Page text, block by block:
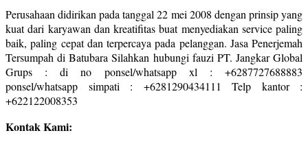
Perusahaan didirikan pada tanggal 22 mei 2008 dengan prinsip yang
kuat dari karyawan dan kreatifitas buat menyediakan service paling
baik, paling cepat dan terpercaya pada pelanggan. Jasa Penerjemah
Tersumpah di Batubara Silahkan hubungi fauzi PT. Jangkar Global
Grups : di no ponsel/whatsapp xl : +6287727688883
ponsel/whatsapp simpati : +6281290434111 Telp kantor :
+622122008353
Kontak Kami: